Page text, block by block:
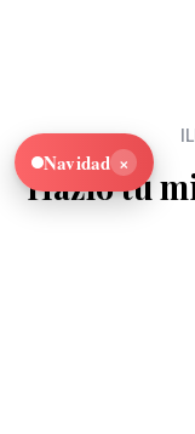
Hazlo tú
Navidad ×